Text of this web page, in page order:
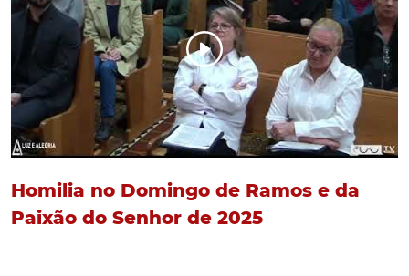
Homilia no Domingo de Ramos e da
Paixão do Senhor de 2025